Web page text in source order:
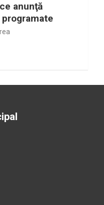
anunţă
programate